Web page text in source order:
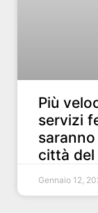
Più
servizi
città del
Gennaio 12,